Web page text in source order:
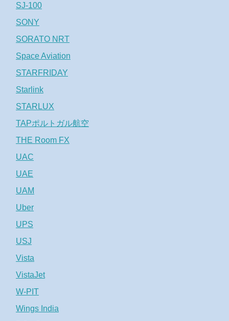
SJ-100
SONY
SORATO NRT
Space Aviation
STARFRIDAY
Starlink
STARLUX
TAPポルトガル航空
THE Room FX
UAC
UAE
UAM
Uber
UPS
USJ
Vista
VistaJet
W-PIT
Wings India